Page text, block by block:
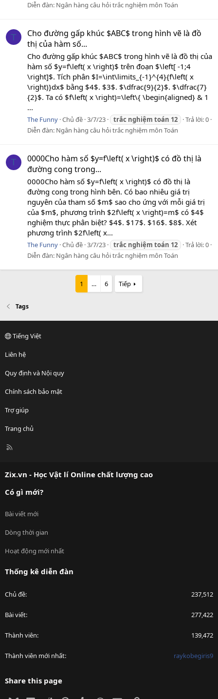
Diễn đàn: Ngân hàng câu hỏi trắc nghiệm môn Toán
T
Cho đường gấp khúc $ABC$ trong hình vẽ là đồ
thị của hàm số...
Cho đường gấp khúc $ABC$ trong hình vẽ là đồ thị của
hàm số $y=f\left( x \right)$ trên đoạn $\left[ -1;4
\right]$. Tích phân $I=\int\limits_{-1}^{4}{f\left( x
\right)}dx$ bằng $4$. $3$. $\dfrac{9}{2}$. $\dfrac{7}
{2}$. Ta có $f\left( x \right)=\left\{ \begin{aligned} & 1
...
The Funny Chủ đề 3/7/23 trắc nghiệm toán 12
Trả lời: 0
Diễn đàn: Ngân hàng câu hỏi trắc nghiệm môn Toán
T
0000Cho hàm số $y=f\left( x \right)$ có đồ thị là
đường cong trong...
0000Cho hàm số $y=f\left( x \right)$ có đồ thị là
đường cong trong hình bên. Có bao nhiêu giá trị
nguyên của tham số $m$ sao cho ứng với mỗi giá trị
của $m$, phương trình $2f\left( x \right)=m$ có $4$
nghiệm thực phân biệt? $4$. $17$. $16$. $8$. Xét
phương trình $2f\left( x...
The Funny Chủ đề 3/7/23 trắc nghiệm toán 12
Trả lời: 0
Diễn đàn: Ngân hàng câu hỏi trắc nghiệm môn Toán
1 … 6 Tiếp
Tags
Tiếng Việt
Liên hệ
Quy định và Nội quy
Chính sách bảo mật
Trợ giúp
Trang chủ
R
Zix.vn - Học Vật lí Online chất lượng cao
Có gì mới?
Bài viết mới
Dòng thời gian
Hoạt động mới nhất
Thống kê diễn đàn
Chủ đề 237,512
Bài viết 277,422
Thành viên 139,472
Thành viên mới nhất raykobegiris9
Share this page